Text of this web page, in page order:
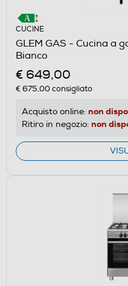
CUCINE
GLEM GAS - Cucina a
Bianco
€ 649,00
€ 675,00consigliato
Acquisto online: non
Ritiro in negozio: non